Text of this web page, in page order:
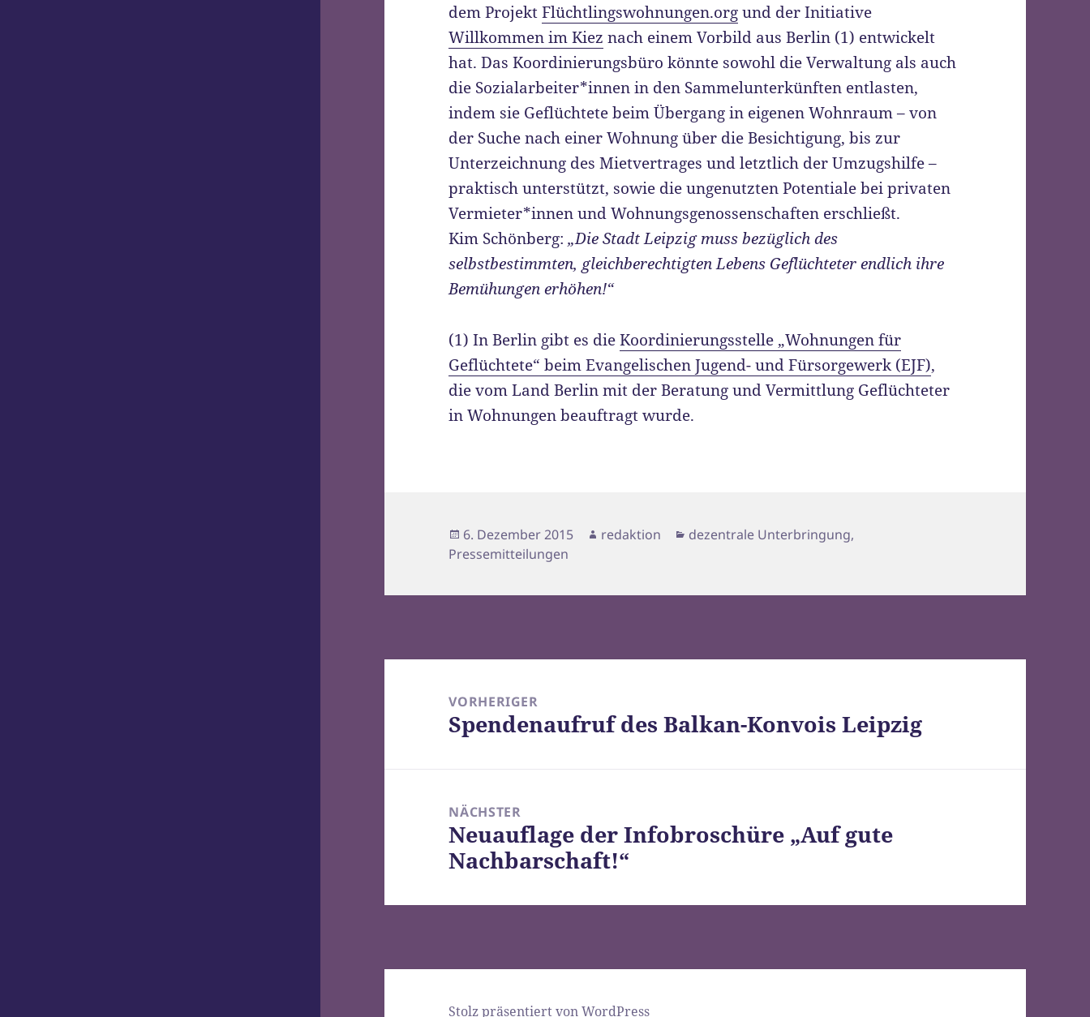
dem ProjektFlüchtlingswohnungen.orgund der Initiative
Willkommen im Kiez nach einem Vorbild aus Berlin (1) entwickelt
hat. Das Koordinierungsbüro könnte sowohl die Verwaltung als auch
die Sozialarbeiter*innen in den Sammelunterkünften entlasten,
indem sie Geflüchtete beim Übergang in eigenen Wohnraum – von
der Suche nach einer Wohnung über die Besichtigung, bis zur
Unterzeichnung des Mietvertrages und letztlich der Umzugshilfe –
praktisch unterstützt, sowie die ungenutzten Potentiale bei privaten
Vermieter*innen und Wohnungsgenossenschaften erschließt.
Kim Schönberg:„Die Stadt Leipzig muss bezüglich des
selbstbestimmten, gleichberechtigten Lebens Geflüchteter endlich ihre
Bemühungen erhöhen!“
(1) In Berlin gibt es dieKoordinierungsstelle „Wohnungen für
Geflüchtete“ beim Evangelischen Jugend- und Fürsorgewerk (EJF),
die vom Land Berlin mit der Beratung und Vermittlung Geflüchteter
in Wohnungen beauftragt wurde.
Veröffentlicht
am
6. Dezember 2015 Autor
redaktion Kategorien
dezentrale Unterbringung,
Pressemitteilungen
VORHERIGER
Vorheriger
Spendenaufruf des Balkan-Konvois Leipzig
NÄCHSTER
Nächster
Beitrag:
Neuauflage der Infobroschüre „Auf gute
Nachbarschaft!“
Stolz präsentiert von WordPress